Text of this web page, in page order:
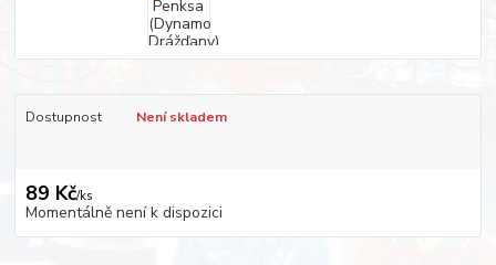
Dostupnost Není skladem
89 Kč/ks
Momentálně není k dispozici